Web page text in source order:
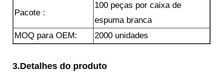
Pacote :
100 peças por caixa de
espuma branca
MOQ para OEM:
2000 unidades
3.Detalhes do produto